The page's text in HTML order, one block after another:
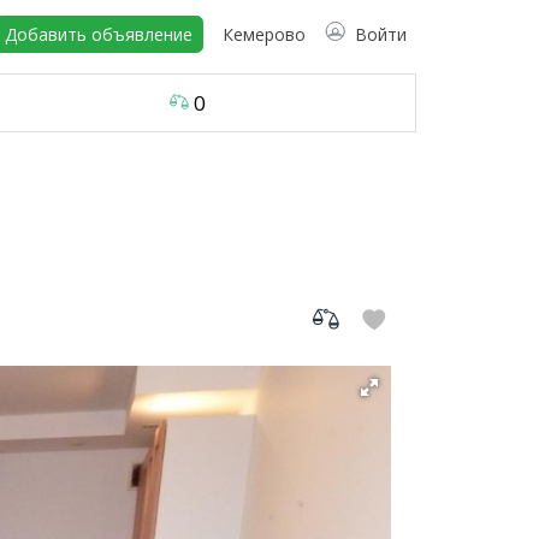
Добавить объявление Кемерово Войти
0